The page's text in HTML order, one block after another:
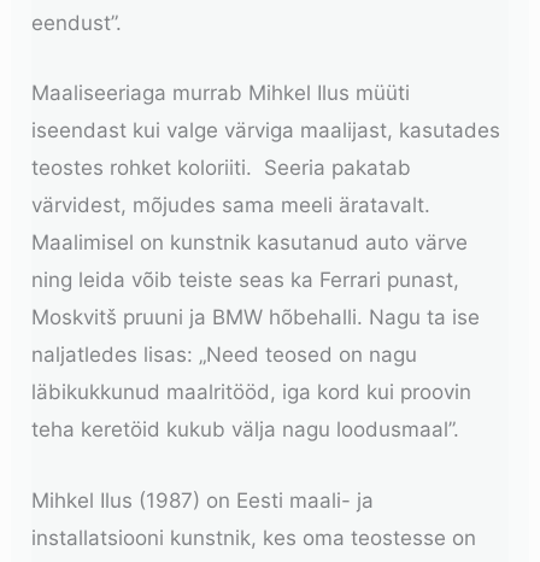
eendust”.
Maaliseeriaga murrab Mihkel Ilus müüti
iseendast kui valge värviga maalijast, kasutades
teostes rohket koloriiti. Seeria pakatab
värvidest, mõjudes sama meeli äratavalt.
Maalimisel on kunstnik kasutanud auto värve
ning leida võib teiste seas ka Ferrari punast,
Moskvitš pruuni ja BMW hõbehalli. Nagu ta ise
naljatledes lisas: „Need teosed on nagu
läbikukkunud maalritööd, iga kord kui proovin
teha keretöid kukub välja nagu loodusmaal”.
Mihkel Ilus (1987) on Eesti maali- ja
installatsiooni kunstnik, kes oma teostesse on